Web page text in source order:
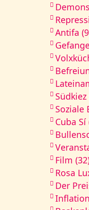
Antifa
Südkiez
Soziale
Cuba Sí
Film
Rosa
Der